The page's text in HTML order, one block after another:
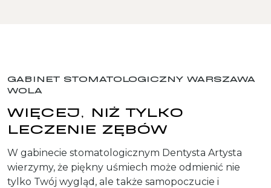
GABINET STOMATOLOGICZNY WARSZAWA
WOLA
WIĘCEJ, NIŻ TYLKO
LECZENIE ZĘBÓW
W gabinecie stomatologicznym Dentysta Artysta
wierzymy, że piękny uśmiech może odmienić nie
tylko Twój wygląd, ale także samopoczucie i